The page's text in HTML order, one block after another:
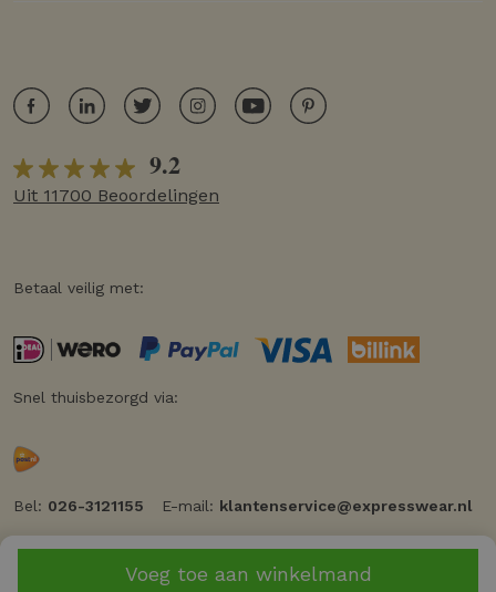
Voeg toe aan winkelmand
9.2
Uit 11700 Beoordelingen
Betaal veilig met:
Snel thuisbezorgd via:
Bel: 026-3121155 E-mail: klantenservice@expresswear.nl